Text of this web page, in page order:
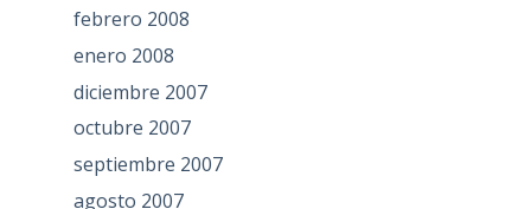
febrero 2008
enero 2008
diciembre 2007
octubre 2007
septiembre 2007
agosto 2007